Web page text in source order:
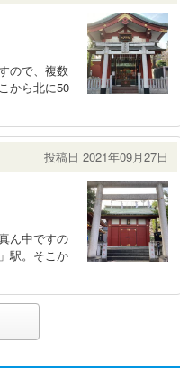
ので、複数
から北に50
投稿日 2021年09月27日
ん中ですの
駅。そこか